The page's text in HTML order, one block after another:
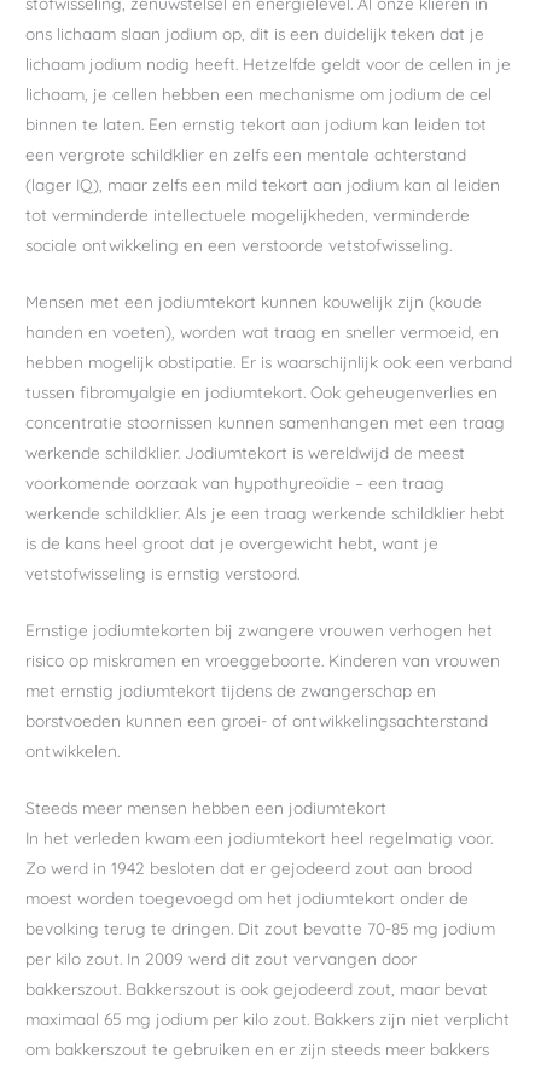
ons lichaam slaan jodium op, dit is een duidelijk teken dat je
lichaam jodium nodig heeft. Hetzelfde geldt voor de cellen in je
lichaam, je cellen hebben een mechanisme om jodium de cel
binnen te laten. Een ernstig tekort aan jodium kan leiden tot
een vergrote schildklier en zelfs een mentale achterstand
(lager IQ), maar zelfs een mild tekort aan jodium kan al leiden
tot verminderde intellectuele mogelijkheden, verminderde
sociale ontwikkeling en een verstoorde vetstofwisseling.
Mensen met een jodiumtekort kunnen kouwelijk zijn (koude
handen en voeten), worden wat traag en sneller vermoeid, en
hebben mogelijk obstipatie. Er is waarschijnlijk ook een verband
tussen fibromyalgie en jodiumtekort. Ook geheugenverlies en
concentratie stoornissen kunnen samenhangen met een traag
werkende schildklier. Jodiumtekort is wereldwijd de meest
voorkomende oorzaak van hypothyreoïdie – een traag
werkende schildklier. Als je een traag werkende schildklier hebt
is de kans heel groot dat je overgewicht hebt, want je
vetstofwisseling is ernstig verstoord.
Ernstige jodiumtekorten bij zwangere vrouwen verhogen het
risico op miskramen en vroeggeboorte. Kinderen van vrouwen
met ernstig jodiumtekort tijdens de zwangerschap en
borstvoeden kunnen een groei- of ontwikkelingsachterstand
ontwikkelen.
Steeds meer mensen hebben een jodiumtekort
In het verleden kwam een jodiumtekort heel regelmatig voor.
Zo werd in 1942 besloten dat er gejodeerd zout aan brood
moest worden toegevoegd om het jodiumtekort onder de
bevolking terug te dringen. Dit zout bevatte 70-85 mg jodium
per kilo zout. In 2009 werd dit zout vervangen door
bakkerszout. Bakkerszout is ook gejodeerd zout, maar bevat
maximaal 65 mg jodium per kilo zout. Bakkers zijn niet verplicht
om bakkerszout te gebruiken en er zijn steeds meer bakkers